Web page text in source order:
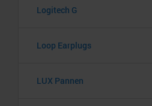
Logitech G
Loop Earplugs
LUX Pannen